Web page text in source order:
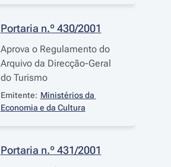
Portaria n.º 430/2001
Aprova o Regulamento do
Arquivo da Direcção-Geral
do Turismo
Emitente: Ministérios da
Economia e da Cultura
Portaria n.º 431/2001